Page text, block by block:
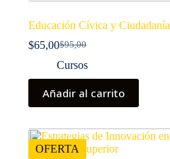
Educación Cívica y Ciudadanía
$95,00
El
precio
original
era:
$95,00.
$65,00El
precio
actual
es:
$65,00.
Cursos
Añadir al carrito
OFERTA